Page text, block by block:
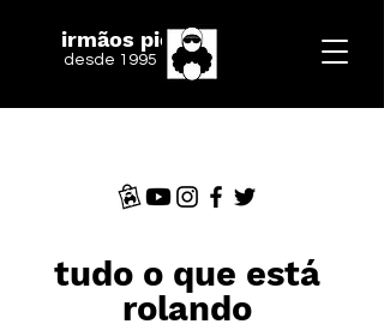
irmãos piologo
desde 1995
tudo o que está
rolando